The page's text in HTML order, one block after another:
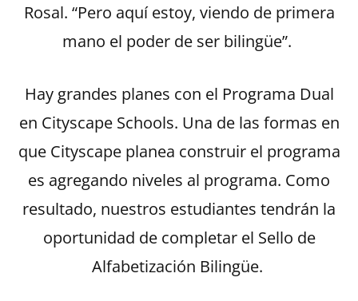
Rosal. “Pero aquí estoy, viendo de primera
mano el poder de ser bilingüe”.
Hay grandes planes con el Programa Dual
en Cityscape Schools. Una de las formas en
que Cityscape planea construir el programa
es agregando niveles al programa. Como
resultado, nuestros estudiantes tendrán la
oportunidad de completar el Sello de
Alfabetización Bilingüe.